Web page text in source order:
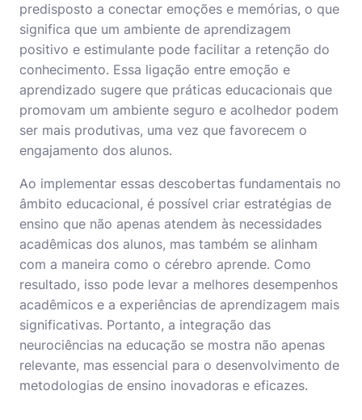
predisposto a conectar emoções e memórias, o que
significa que um ambiente de aprendizagem
positivo e estimulante pode facilitar a retenção do
conhecimento. Essa ligação entre emoção e
aprendizado sugere que práticas educacionais que
promovam um ambiente seguro e acolhedor podem
ser mais produtivas, uma vez que favorecem o
engajamento dos alunos.
Ao implementar essas descobertas fundamentais no
âmbito educacional, é possível criar estratégias de
ensino que não apenas atendem às necessidades
acadêmicas dos alunos, mas também se alinham
com a maneira como o cérebro aprende. Como
resultado, isso pode levar a melhores desempenhos
acadêmicos e a experiências de aprendizagem mais
significativas. Portanto, a integração das
neurociências na educação se mostra não apenas
relevante, mas essencial para o desenvolvimento de
metodologias de ensino inovadoras e eficazes.